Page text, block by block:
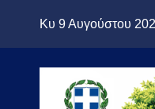
Κυ 9 Αυγούστου